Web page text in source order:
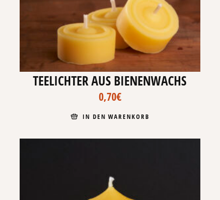
TEELICHTER AUS BIENENWACHS
0,70€
IN DEN WARENKORB